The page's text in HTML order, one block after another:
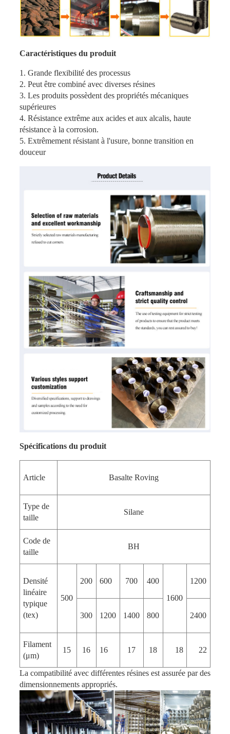
Caractéristiques du produit
1. Grande flexibilité des processus
2. Peut être combiné avec diverses résines
3. Les produits possèdent des propriétés mécaniques
supérieures
4. Résistance extrême aux acides et aux alcalis, haute
résistance à la corrosion.
5. Extrêmement résistant à l'usure, bonne transition en
douceur
Spécifications du produit
Article Basalte Roving
Type de
taille
Silane
Code de
taille
BH
Densité
linéaire
typique
(tex)
500
200 600 700
400
1600
1200
300 1200 1400 800 2400
Filament
(μm)
15 16 16 17 18 18 22
La compatibilité avec différentes résines est assurée par des
dimensionnements appropriés.